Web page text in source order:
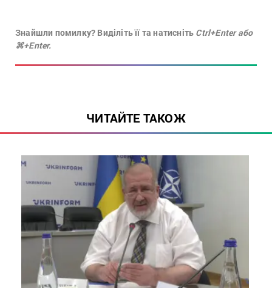
Знайшли помилку? Виділіть її та натисніть Ctrl+Enter або
⌘+Enter.
ЧИТАЙТЕ ТАКОЖ